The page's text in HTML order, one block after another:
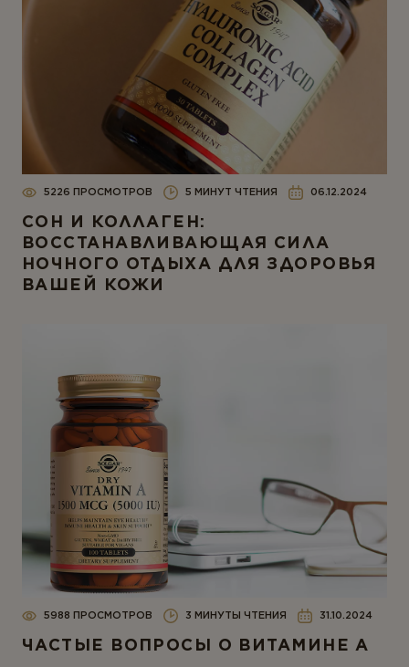
5226 ПРОСМОТРОВ 5 МИНУТ ЧТЕНИЯ 06.12.2024
СОН И КОЛЛАГЕН:
ВОССТАНАВЛИВАЮЩАЯ СИЛА
НОЧНОГО ОТДЫХА ДЛЯ ЗДОРОВЬЯ
ВАШЕЙ КОЖИ
5988 ПРОСМОТРОВ 3 МИНУТЫ ЧТЕНИЯ 31.10.2024
ЧАСТЫЕ ВОПРОСЫ О ВИТАМИНЕ А